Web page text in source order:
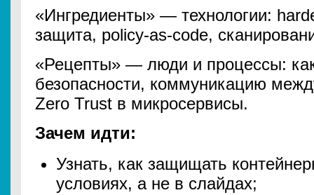
«Ингредиенты» — технологии:
защита, policy-as-code,
«Рецепты» — люди и процессы: как
безопасности, коммуникацию
Zero Trust в микросервисы.
Зачем идти:
Узнать, как защищать
условиях, а не в слайдах;